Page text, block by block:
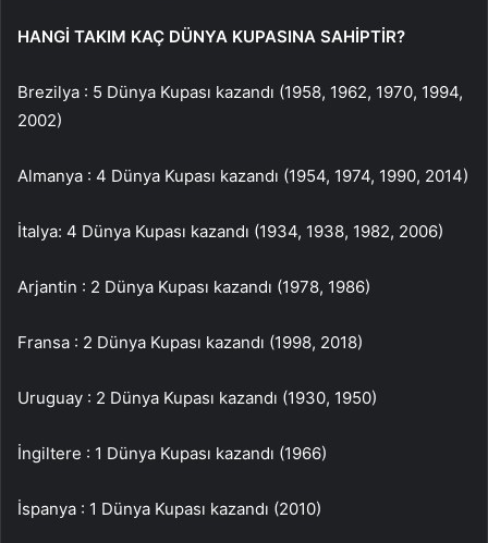
HANGİ TAKIM KAÇ DÜNYA KUPASINA SAHİPTİR?
Brezilya : 5 Dünya Kupası kazandı (1958, 1962, 1970, 1994,
2002)
Almanya : 4 Dünya Kupası kazandı (1954, 1974, 1990, 2014)
İtalya: 4 Dünya Kupası kazandı (1934, 1938, 1982, 2006)
Arjantin : 2 Dünya Kupası kazandı (1978, 1986)
Fransa : 2 Dünya Kupası kazandı (1998, 2018)
Uruguay : 2 Dünya Kupası kazandı (1930, 1950)
İngiltere : 1 Dünya Kupası kazandı (1966)
İspanya : 1 Dünya Kupası kazandı (2010)